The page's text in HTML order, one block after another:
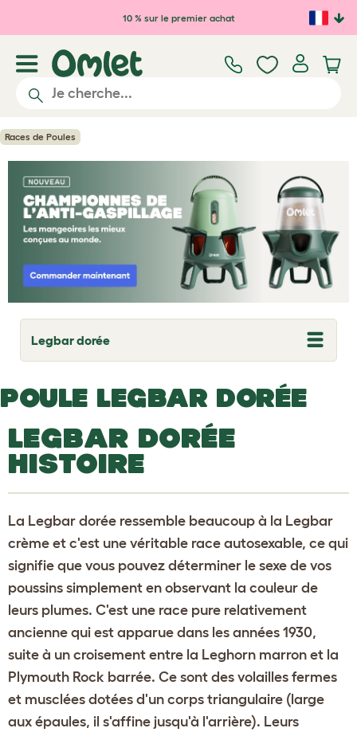
Passer au contenu principal
10 % sur le premier achat
Races de Poules
Legbar dorée
T
o
l
e
r
o
d
w
POULE LEGBAR DORÉE
LEGBAR DORÉE
HISTOIRE
La Legbar dorée ressemble beaucoup à la Legbar
crème et c'est une véritable race autosexable, ce qui
signifie que vous pouvez déterminer le sexe de vos
poussins simplement en observant la couleur de
leurs plumes. C'est une race pure relativement
ancienne qui est apparue dans les années 1930,
suite à un croisement entre la Leghorn marron et la
Plymouth Rock barrée. Ce sont des volailles fermes
et musclées dotées d'un corps triangulaire (large
aux épaules, il s'affine jusqu'à l'arrière). Leurs